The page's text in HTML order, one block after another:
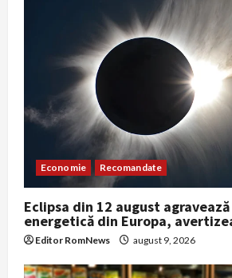
o
Economie Recomandate
Eclipsa din 12 august
energetică din Europa,
Editor RomNews august 9, 2026